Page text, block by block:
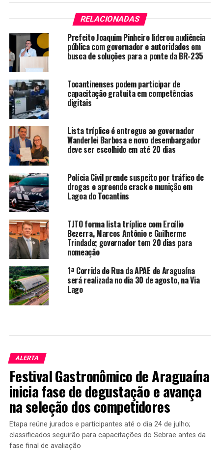
RELACIONADAS
Prefeito Joaquim Pinheiro liderou audiência
pública com governador e autoridades em
busca de soluções para a ponte da BR-235
Tocantinenses podem participar de
capacitação gratuita em competências
digitais
Lista tríplice é entregue ao governador
Wanderlei Barbosa e novo desembargador
deve ser escolhido em até 20 dias
Polícia Civil prende suspeito por tráfico de
drogas e apreende crack e munição em
Lagoa do Tocantins
TJTO forma lista tríplice com Ercílio
Bezerra, Marcos Antônio e Guilherme
Trindade; governador tem 20 dias para
nomeação
1ª Corrida de Rua da APAE de Araguaína
será realizada no dia 30 de agosto, na Via
Lago
ALERTA
Festival Gastronômico de Araguaína
inicia fase de degustação e avança
na seleção dos competidores
Etapa reúne jurados e participantes até o dia 24 de julho;
classificados seguirão para capacitações do Sebrae antes da
fase final de avaliação